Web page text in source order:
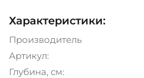
Характеристики:
Производитель
Артикул:
Глубина, см: